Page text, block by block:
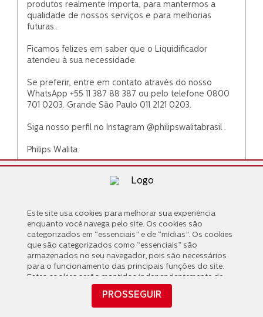
enquanto você navega pelo site. Os cookies são
categorizados em “essenciais” e de “mídias”. Os cookies
que são categorizados como “essenciais” são
armazenados no seu navegador, pois são necessários
para o funcionamento das principais funções do site.
Estes cookies serão mantidos independentemente de
“mídias” compartilhados com terceiros que nos ajudam
PROSSEGUIR
Este site usa cookies para melhorar sua experiência
enquanto você navega pelo site. Os cookies são
categorizados em “essenciais” e de “mídias”. Os cookies
que são categorizados como “essenciais” são
armazenados no seu navegador, pois são necessários
para o funcionamento das principais funções do site.
Estes cookies serão mantidos independentemente de
seu consentimento. Também usamos cookies de
“mídias” compartilhados com terceiros que nos ajudam
a analisar e entender como você usa este site,
PROSSEGUIR